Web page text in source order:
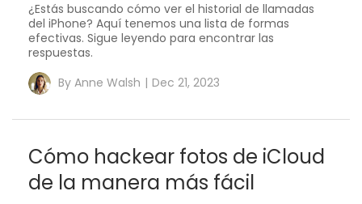
¿Estás buscando cómo ver el historial de llamadas
del iPhone? Aquí tenemos una lista de formas
efectivas. Sigue leyendo para encontrar las
respuestas.
By Anne Walsh | Dec 21, 2023
Cómo hackear fotos de iCloud
de la manera más fácil